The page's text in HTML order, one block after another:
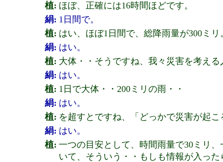
植: ほぼ、正確には16時間ほどです。
絹: 1日間で。
植: はい、ほぼ1日間で、総降雨量が300ミリ
絹: はい。
植: 大体・・そうですね、我々災害を考え
絹: はい。
植: 1日で大体・・200ミリの雨・・
絹: はい。
植: を超すとですね、「どっかで災害が起
絹: はい。
植: 一つの目安として、時間雨量で30ミリ
いて、そういう・・もしも情報が入っ